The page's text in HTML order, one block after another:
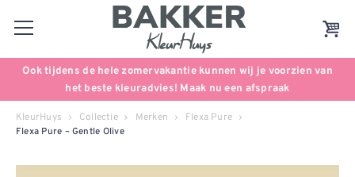
Ook tijdens de hele zomervakantie kunnen wij je voorzien van
het beste kleuradvies! Maak nu een afspraak
KleurHuys Collectie Merken Flexa Pure
Flexa Pure – Gentle Olive